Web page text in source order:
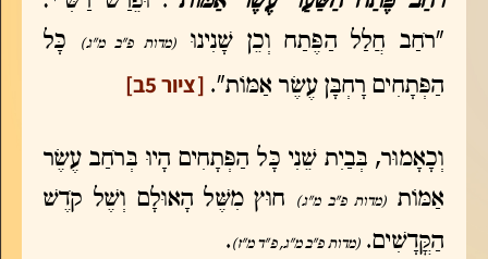
"רֹחַב חֲלַל הַפֶּתַח וְכֵן שָׁנִינוּ
(מדות פ"ב מ"ג)
כָּל
הַפְּתָחִים רָחְבָּן עֶשֶׂר אַמּוֹת". [ציור 5ב]
וְכָאָמוּר, בְּבַיִת שֵׁנִי כָּל הַפְּתָחִים הָיוּ בְּרֹחַב עֶשֶׂר
אַמּוֹת (מדות פ"ב מ"ג)
חוּץ מִשֶּׁל הָאוּלָם וְשֶׁל קֹדֶשׁ
הַקֳּדָשִׁים. (מדות פ"ב מ"ג, פ"ד מ"ז).